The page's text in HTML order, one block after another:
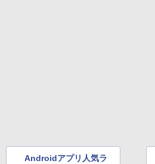
Androidアプリ人気ラ